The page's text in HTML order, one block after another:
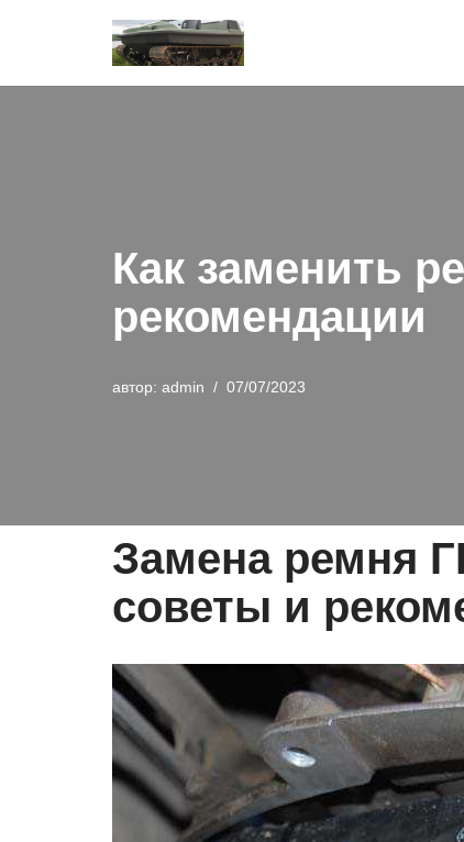
к
Как заменить
рекомендации
автор: admin 07/07/2023
Замена ремня
советы и